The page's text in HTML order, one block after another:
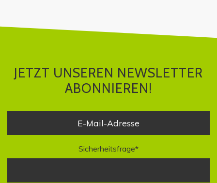
JETZT UNSEREN NEWSLETTER
ABONNIEREN!
Sicherheitsfrage*